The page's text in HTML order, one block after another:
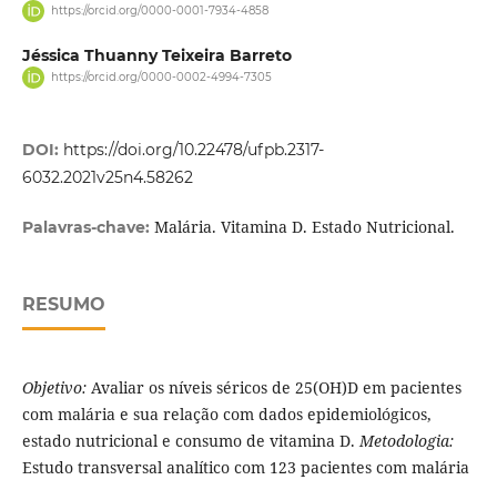
https://orcid.org/0000-0001-7934-4858
Jéssica Thuanny Teixeira Barreto
https://orcid.org/0000-0002-4994-7305
DOI: https://doi.org/10.22478/ufpb.2317-
6032.2021v25n4.58262
Palavras-chave: Malária. Vitamina D. Estado Nutricional.
RESUMO
Objetivo:Avaliar os níveis séricos de 25(OH)D em pacientes
com malária e sua relação com dados epidemiológicos,
estado nutricional e consumo de vitamina D.Metodologia:
Estudo transversal analítico com 123 pacientes com malária